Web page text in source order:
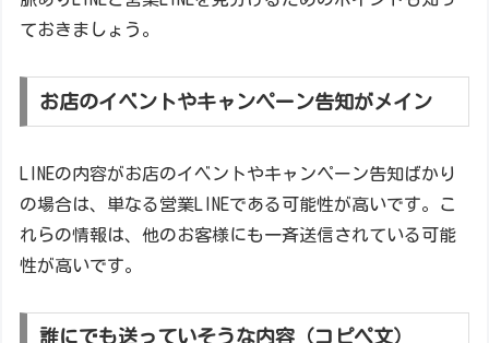
ておきましょう。
お店のイベントやキャンペーン告知がメイン
LINEの内容がお店のイベントやキャンペーン告知ばかり
の場合は、単なる営業LINEである可能性が高いです。こ
れらの情報は、他のお客様にも一斉送信されている可能
性が高いです。
誰にでも送っていそうな内容（コピペ文）